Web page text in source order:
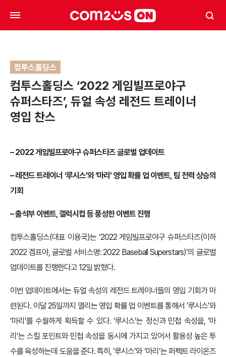
컴투스홀딩스
컴투스홀딩스 ‘2022 게임빌프로야구
슈퍼스타즈’, 듀얼 속성 레전드 트레이너
영입 찬스
– 2022 게임빌프로야구 슈퍼스타즈 글로벌 업데이트
– 레전드 트레이너 ‘루시스’와 ‘마리’ 영입 확률 업 이벤트, 팀 전력 상승의
기회
– 출석부 이벤트, 갤럭시컵 등 풍성한 이벤트 진행
컴투스홀딩스(대표 이용국)는 ‘2022 게임빌프로야구 슈퍼스타즈(이하
2022 겜프야, 글로벌 서비스명: 2022 Baseball Superstars)’의 글로벌
업데이트를 진행한다고 12일 밝혔다.
이번 업데이트에서는 듀얼 속성의 레전드 트레이너들의 영입 기회가 마
련된다. 이달 25일까지 열리는 영입 확률 업 이벤트를 통해서 ‘루시스’와
‘마리’를 수월하게 획득할 수 있다. ‘루시스’는 정신과 민첩 속성을, ‘마
리’는 스킬 포인트와 민첩 속성을 동시에 가지고 있어서 활용성 높은 투
수를 육성하는데 도움을 준다. 특히, ‘루시스’와 ‘마리’는 퍼펙트 라이온즈